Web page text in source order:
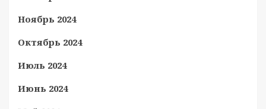
Ноябрь 2024
Октябрь 2024
Июль 2024
Июнь 2024